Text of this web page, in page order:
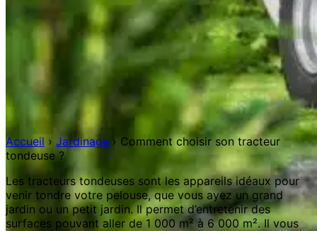
Accueil › Jardinage › Comment choisir son tracteur
tondeuse ?
Les tracteurs tondeuses sont les appareils idéaux pour
venir tondre votre pelouse, que vous ayez un grand
jardin ou un petit jardin. Il permet d’entretenir des
surfaces pouvant aller de 1 000 m² à 6 000 m². Il vous